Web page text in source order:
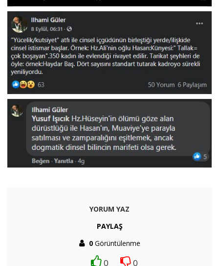
YORUM YAZ
PAYLAŞ
0Görüntülenme
0 0